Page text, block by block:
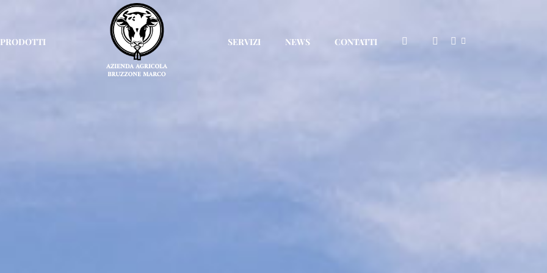
PRODOTTI SERVIZI NEWS CONTATTI